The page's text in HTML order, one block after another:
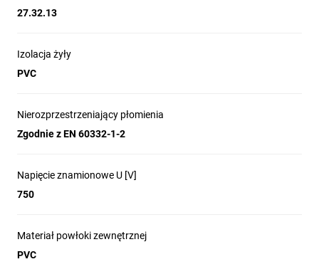
27.32.13
Izolacja żyły
PVC
Nierozprzestrzeniający płomienia
Zgodnie z EN 60332-1-2
Napięcie znamionowe U [V]
750
Materiał powłoki zewnętrznej
PVC